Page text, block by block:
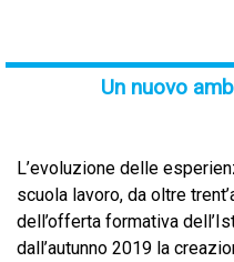
Un nuovo
L’evoluzione delle
scuola lavoro, da oltre
dell’offerta formativa
dall’autunno 2019 la